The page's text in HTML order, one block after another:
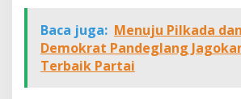
Baca juga: Menuju Pilkada
Demokrat Pandeglang
Terbaik Partai